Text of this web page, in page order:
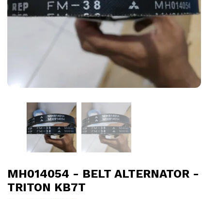
MH014054 - BELT ALTERNATOR -
TRITON KB7T